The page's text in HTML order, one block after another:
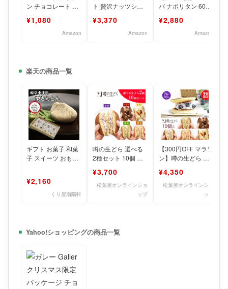
ン チョコレート 4
クス 詰め合わせ シ
¥1,080
Amazon
ト 贅沢ナッツショ
(15袋)詰め合わせ
¥3,370
Amazon
バ ナポリタン 60粒
類を各1粒のセ
¥2,880
Amazon
楽天の商品一覧
ギフト お菓子 和菓
子 スイーツ おもし
¥2,160
くり屋南陽軒
噂の生どら 選べる
2種セット 10個 小
プリン 生どら
¥3,700
松葉屋オンラインショ
ップ
【300円OFF マラソ
ン】噂の生どら ブ
ット どら焼き
¥4,350
松葉屋オンラインショ
ップ
Yahoo!ショッピングの商品一覧